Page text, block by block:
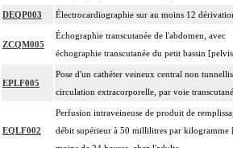
DEQP003 Électrocardiographie sur au moins 12
ZCQM005
Échographie transcutanée de l'abdomen, avec
échographie transcutanée du petit bassin [pelvis
EPLF005
Pose d'un cathéter veineux central non
circulation extracorporelle, par voie
EQLF002
Perfusion intraveineuse de produit de
débit supérieur à 50 millilitres par kilogramme